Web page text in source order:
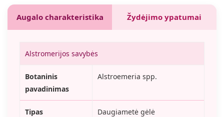
Augalo charakteristika Žydėjimo ypatumai
Alstromerijos savybės
Botaninis
pavadinimas
Alstroemeria spp.
Tipas Daugiametė gėlė